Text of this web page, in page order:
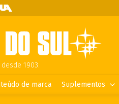
1903.
de marca Suplementos